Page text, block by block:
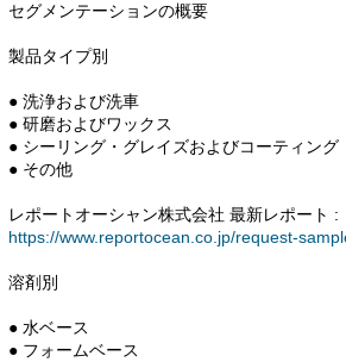
セグメンテーションの概要
製品タイプ別
● 洗浄および洗車
● 研磨およびワックス
● シーリング・グレイズおよびコーティング
● その他
レポートオーシャン株式会社 最新レポート :
https://www.reportocean.co.jp/request-
溶剤別
● 水ベース
● フォームベース